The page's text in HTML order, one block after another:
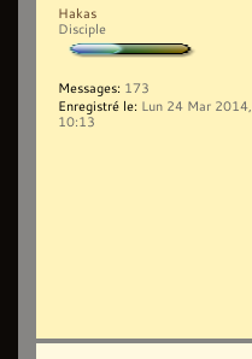
Hakas
Disciple
Messages: 173
Enregistré le: Lun 24 Mar 2014,
10:13